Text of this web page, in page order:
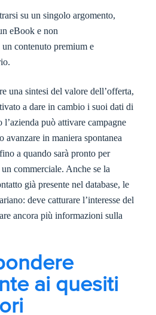
su un singolo argomento,
eBook e non
un contenuto premium e
una sintesi del valore dell’offerta,
a dare in cambio i suoi dati di
può attivare campagne
avanzare in maniera spontanea
a quando sarà pronto per
commerciale. Anche se la
già presente nel database, le
deve catturare l’interesse del
ancora più informazioni sulla
ai quesiti